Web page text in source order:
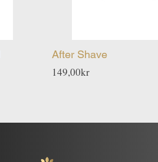
After Shave
149,00krPris